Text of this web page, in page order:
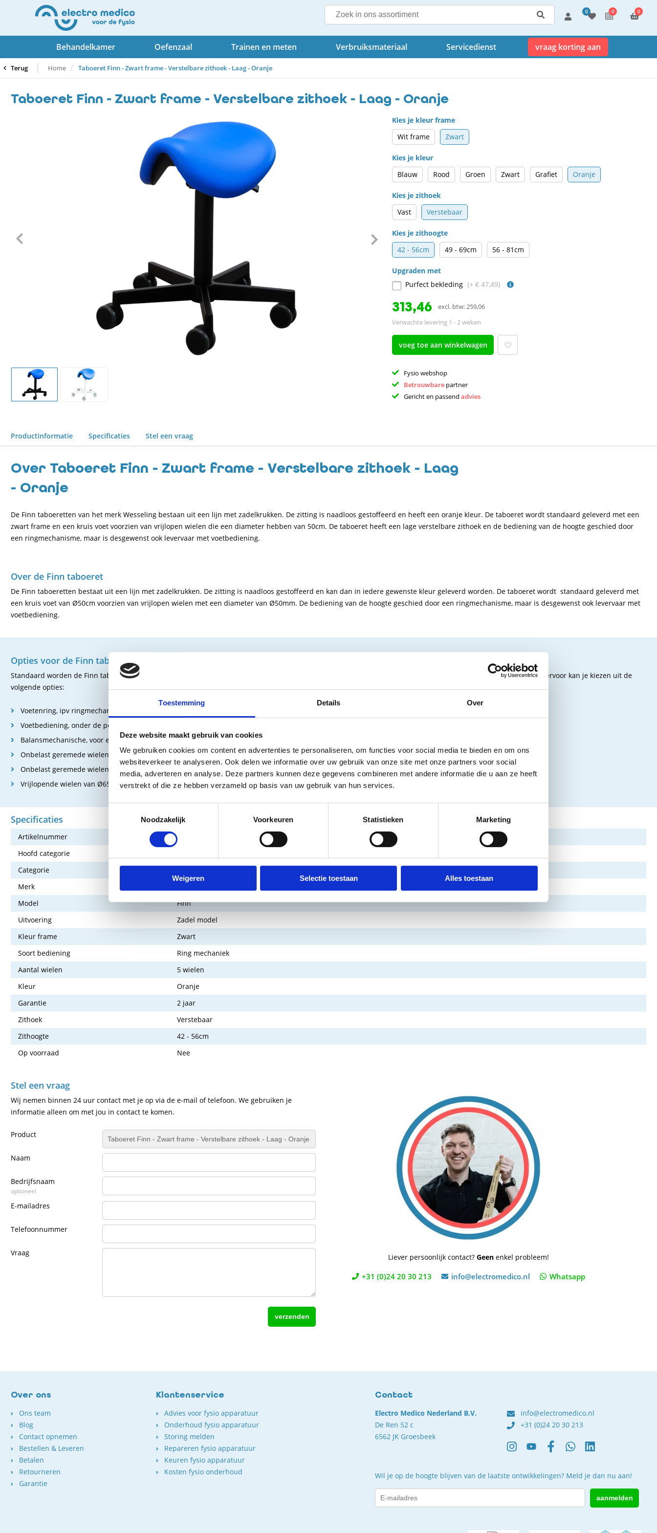
Toestemming Details Over
Deze website maakt gebruik van cookies
We gebruiken cookies om content en advertenties te personaliseren, om functies voor social media te bieden en om ons
websiteverkeer te analyseren. Ook delen we informatie over uw gebruik van onze site met onze partners voor social
media, adverteren en analyse. Deze partners kunnen deze gegevens combineren met andere informatie die u aan ze heeft
verstrekt of die ze hebben verzameld op basis van uw gebruik van hun services.
Noodzakelijk
Voorkeuren Statistieken Marketing
Weigeren Selectie toestaan Alles toestaan
0 0 0
Behandelkamer Oefenzaal Trainen en meten Verbruiksmateriaal Servicedienst vraag korting aan
Terug Home Taboeret Finn - Zwart frame - Verstelbare zithoek - Laag - Oranje
Taboeret Finn - Zwart frame - Verstelbare zithoek - Laag - Oranje
Kies je kleur frame
Wit frame
Zwart
Kies je kleur
Blauw
Rood Groen Zwart Grafiet Oranje
Kies je zithoek
Vast
Verstebaar
Kies je zithoogte
42 - 56cm
49 - 69cm 56 - 81cm
Upgraden met
Purfect bekleding (+ € 47,49)
313,46
excl. btw: 259,06
Verwachte levering 1 - 2 weken
voeg toe aan winkelwagen
Fysio webshop
Betrouwbare partner
Gericht en passend advies
Productinformatie Specificaties Stel een vraag
Over Taboeret Finn - Zwart frame - Verstelbare zithoek - Laag
- Oranje
De Finn taboeretten van het merk Wesseling bestaan uit een lijn met zadelkrukken. De zitting is naadloos gestoffeerd en heeft een oranje kleur. De taboeret wordt standaard geleverd met een
zwart frame en een kruis voet voorzien van vrijlopen wielen die een diameter hebben van 50cm. De taboeret heeft een lage verstelbare zithoek en de bediening van de hoogte geschied door
een ringmechanisme, maar is desgewenst ook levervaar met voetbediening.
Over de Finn taboeret
De Finn taboeretten bestaat uit een lijn met zadelkrukken. De zitting is naadloos gestoffeerd en kan dan in iedere gewenste kleur geleverd worden. De taboeret wordt standaard geleverd met
een kruis voet van Ø50cm voorzien van vrijlopen wielen met een diameter van Ø50mm. De bediening van de hoogte geschied door een ringmechanisme, maar is desgewenst ook levervaar met
voetbediening.
Opties voor de Finn taboeret
Standaard worden de Finn taboeretten al uitgebreid geleverd, toch zijn er altijd onderdelen om jouw taboeret beter passend bij jouw situatie te kunnen krijgen. Hiervoor kan je kiezen uit de
volgende opties:
Voetenring, ipv ringmechanisme onder de zitting
Voetbediening, onder de poot
Balansmechanische, voor een dynamisch mee bewegende zitting
Onbelast geremede wielen van Ø50cm
Onbelast geremede wielen van Ø65cm
Vrijlopende wielen van Ø65cm met een open center
Specificaties
Artikelnummer
115-FB-MN-S-OR
Hoofd categorie
Categorie
Behandeltafels - Taboeretten
Merk
Model
Finn
Uitvoering
Zadel model
Kleur frame
Zwart
Soort bediening
Ring mechaniek
Aantal wielen
5 wielen
Kleur
Oranje
Garantie
2 jaar
Zithoek
Verstebaar
Zithoogte
42 - 56cm
Op voorraad
Nee
Stel een vraag
Wij nemen binnen 24 uur contact met je op via de e-mail of telefoon. We gebruiken je
informatie alleen om met jou in contact te komen.
Product
Naam
Bedrijfsnaam
optioneel
E-mailadres
Telefoonnummer
Vraag Liever persoonlijk contact? Geenenkel probleem!
+31 (0)24 20 30 213 info@electromedico.nl Whatsapp
Over ons
Ons team
Blog
Contact opnemen
Bestellen & Leveren
Betalen
Retourneren
Garantie
Klantenservice
Advies voor fysio apparatuur
Onderhoud fysio apparatuur
Storing melden
Repareren fysio apparatuur
Keuren fysio apparatuur
Kosten fysio onderhoud
Contact
Electro Medico Nederland B.V.
De Ren 52 c
6562 JK Groesbeek
info@electromedico.nl
+31 (0)24 20 30 213
Wil je op de hoogte blijven van de laatste ontwikkelingen? Meld je dan nu aan!